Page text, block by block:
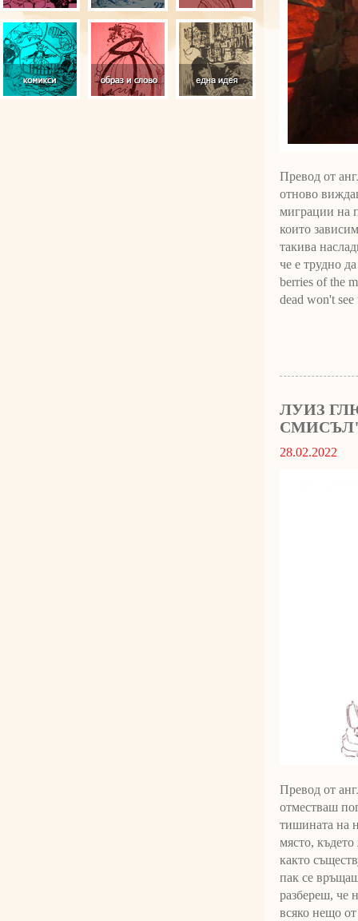
Превод от
отново
миграции на
които
такива
че е трудно
berries of the
dead won't
ЛУИЗ
28.02.2022
Превод от
отместваш
тишината на
място,
както
пак се
разбереш, че
всяко нещо